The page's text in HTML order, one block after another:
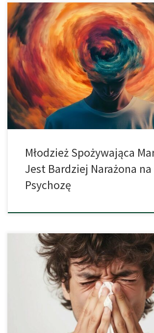
Najnowsze badania z Kanady ostrzegają, że
marihuanę są 11 razy bardziej narażone na
psychotyczne. Nasz mózg to niezwykle złożona
neuronów. Liczba połączeń między komórkami
bilionów. Ten cud ewolucji jest dostarczany do
pewnego rodzaju stanie domyślnym. Prawie
komórki nerwowe już […]
Młodzież Spożywająca
Jest Bardziej Narażona na
Psychozę
Alergia na konopie indyjskie? Tak, ona naprawdę
badania przeglądowe wyjaśniają, co obecnie
alergii na konopie indyjskie. Pewna 29-letnia
m.in. swędzenie w gardle i trudności w
po zażyciu. Już pierwszy joint wywołał u niej
alergiczne. Sprawa została opisana w